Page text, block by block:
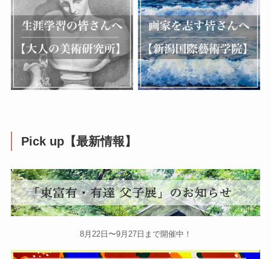
Pick up【最新情報】
8月22日〜9月27日まで開催中！